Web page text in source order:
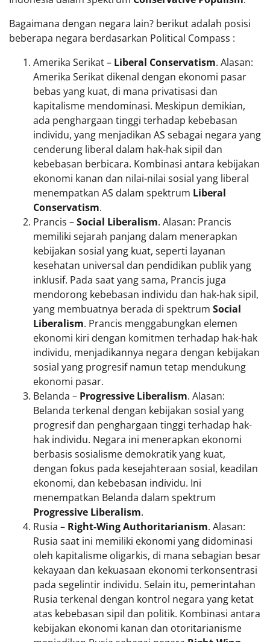
Bagaimana dengan negara lain? berikut adalah posisi
beberapa negara berdasarkan Political Compass :
Amerika Serikat – Liberal Conservatism. Alasan:
Amerika Serikat dikenal dengan ekonomi pasar
bebas yang kuat, di mana privatisasi dan
kapitalisme mendominasi. Meskipun demikian,
ada penghargaan tinggi terhadap kebebasan
individu, yang menjadikan AS sebagai negara yang
cenderung liberal dalam hak-hak sipil dan
kebebasan berbicara. Kombinasi antara kebijakan
ekonomi kanan dan nilai-nilai sosial yang liberal
menempatkan AS dalam spektrum Liberal
Conservatism.
Prancis –Social Liberalism. Alasan: Prancis
memiliki sejarah panjang dalam menerapkan
kebijakan sosial yang kuat, seperti layanan
kesehatan universal dan pendidikan publik yang
inklusif. Pada saat yang sama, Prancis juga
mendorong kebebasan individu dan hak-hak sipil,
yang membuatnya berada di spektrum Social
Liberalism. Prancis menggabungkan elemen
ekonomi kiri dengan komitmen terhadap hak-hak
individu, menjadikannya negara dengan kebijakan
sosial yang progresif namun tetap mendukung
ekonomi pasar.
Belanda – Progressive Liberalism. Alasan:
Belanda terkenal dengan kebijakan sosial yang
progresif dan penghargaan tinggi terhadap hak-
hak individu. Negara ini menerapkan ekonomi
berbasis sosialisme demokratik yang kuat,
dengan fokus pada kesejahteraan sosial, keadilan
ekonomi, dan kebebasan individu. Ini
menempatkan Belanda dalam spektrum
Progressive Liberalism.
Rusia – Right-Wing Authoritarianism. Alasan:
Rusia saat ini memiliki ekonomi yang didominasi
oleh kapitalisme oligarkis, di mana sebagian besar
kekayaan dan kekuasaan ekonomi terkonsentrasi
pada segelintir individu. Selain itu, pemerintahan
Rusia terkenal dengan kontrol negara yang ketat
atas kebebasan sipil dan politik. Kombinasi antara
kebijakan ekonomi kanan dan otoritarianisme